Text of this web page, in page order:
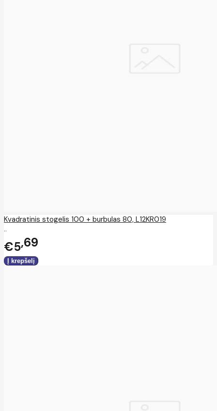
Kvadratinis stogelis 100 + burbulas 80, L12KR019
..
€5 69